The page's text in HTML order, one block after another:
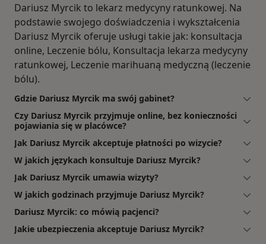
Dariusz Myrcik to lekarz medycyny ratunkowej. Na
podstawie swojego doświadczenia i wykształcenia
Dariusz Myrcik oferuje usługi takie jak: konsultacja
online, Leczenie bólu, Konsultacja lekarza medycyny
ratunkowej, Leczenie marihuaną medyczną (leczenie
bólu).
Gdzie Dariusz Myrcik ma swój gabinet?
Czy Dariusz Myrcik przyjmuje online, bez konieczności
pojawiania się w placówce?
Jak Dariusz Myrcik akceptuje płatności po wizycie?
W jakich językach konsultuje Dariusz Myrcik?
Jak Dariusz Myrcik umawia wizyty?
W jakich godzinach przyjmuje Dariusz Myrcik?
Dariusz Myrcik: co mówią pacjenci?
Jakie ubezpieczenia akceptuje Dariusz Myrcik?